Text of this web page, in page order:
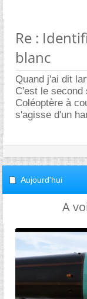
Re :
blanc
Quand j'ai dit
C'est le second
Coléoptère à
s'agisse d'un
Aujourd'hui
A